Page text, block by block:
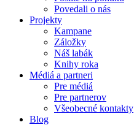
Povedali o nás
Projekty
Kampane
Záložky
Náš labák
Knihy roka
Médiá a partneri
Pre médiá
Pre partnerov
Všeobecné kontakty
Blog